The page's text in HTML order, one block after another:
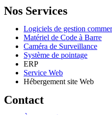
Nos Services
Logiciels de gestion
Matériel de Code à Barre
Caméra de Surveillance
Système de pointage
ERP
Service Web
Hébergement site Web
Contact